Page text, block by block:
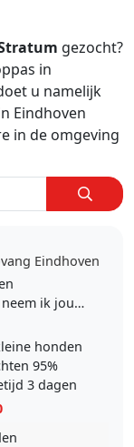
gezocht?
in
u namelijk
Eindhoven
in de omgeving
Eindhoven
ik jou
in
een..
honden
95%
3 dagen